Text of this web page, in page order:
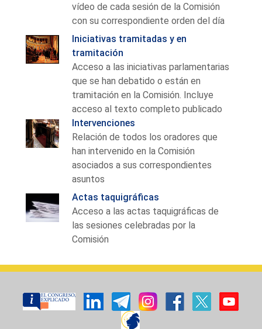
vídeo de cada sesión de la Comisión
con su correspondiente orden del día
Iniciativas tramitadas y en
tramitación
Acceso a las iniciativas parlamentarias
que se han debatido o están en
tramitación en la Comisión. Incluye
acceso al texto completo publicado
Intervenciones
Relación de todos los oradores que
han intervenido en la Comisión
asociados a sus correspondientes
asuntos
Actas taquigráficas
Acceso a las actas taquigráficas de
las sesiones celebradas por la
Comisión